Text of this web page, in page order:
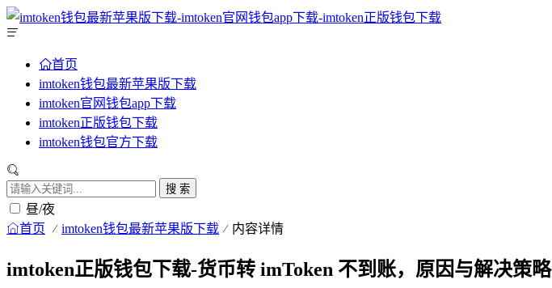
首页
imtoken钱包最新苹果版下载
imtoken官网钱包app下载
imtoken正版钱包下载
imtoken钱包官方下载
搜 索
昼/夜
首页 imtoken钱包最新苹果版下载 内容详情
imtoken正版钱包下载-货币转 imToken 不到账，原因与解决策略